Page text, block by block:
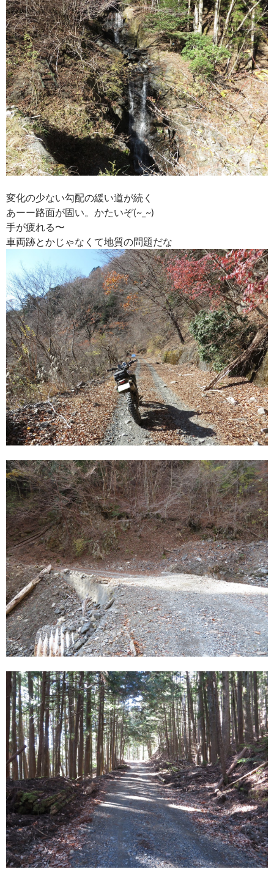
変化の少ない勾配の緩い道が続く
あーー路面が固い。かたいぞ(~_~)
手が疲れる〜
車両跡とかじゃなくて地質の問題だな